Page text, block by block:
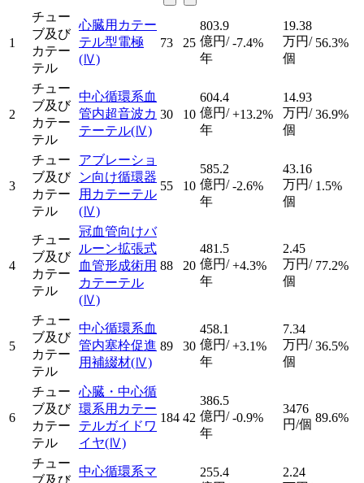
1
チュー
ブ及び
カテー
テル
心臓用カテー
テル型電極
(Ⅳ)
73 25
803.9
億円/
年
-7.4%
19.38
万円/
個
56.3%
2
チュー
ブ及び
カテー
テル
中心循環系血
管内超音波カ
テーテル(Ⅳ)
30 10
604.4
億円/
年
+13.2%
14.93
万円/
個
36.9%
3
チュー
ブ及び
カテー
テル
アブレーショ
ン向け循環器
用カテーテル
(Ⅳ)
55 10
585.2
億円/
年
-2.6%
43.16
万円/
個
1.5%
4
チュー
ブ及び
カテー
テル
冠血管向けバ
ルーン拡張式
血管形成術用
カテーテル
(Ⅳ)
88 20
481.5
億円/
年
+4.3%
2.45
万円/
個
77.2%
5
チュー
ブ及び
カテー
テル
中心循環系血
管内塞栓促進
用補綴材(Ⅳ)
89 30
458.1
億円/
年
+3.1%
7.34
万円/
個
36.5%
6
チュー
ブ及び
カテー
テル
心臓・中心循
環系用カテー
テルガイドワ
イヤ(Ⅳ)
184 42
386.5
億円/
年
-0.9%
3476
円/個 89.6%
チュー
中心循環系マ
255.4
2.24